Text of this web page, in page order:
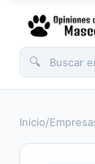
🔍
Inicio/